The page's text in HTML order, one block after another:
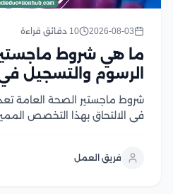
2026-08-03 10 دقائق قراءة
ما هي شروط
الرسوم والتسجيل في
شروط ماجستير الصحة العامة تعد
في الالتحاق بهذا التخصص
البرنامج المناسب ومعرفة
فريق العمل